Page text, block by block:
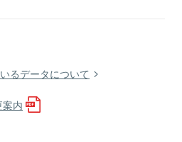
るデータについて
内